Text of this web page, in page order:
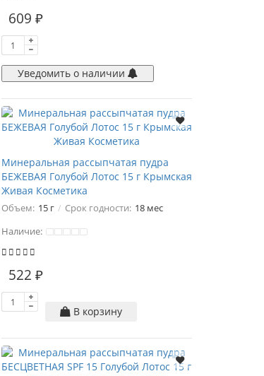
609 ₽
Уведомить о наличии
Минеральная рассыпчатая пудра
БЕЖЕВАЯ Голубой Лотос 15 г Крымская
Живая Косметика
Объем: 15 г Срок годности: 18 мес
Наличие:
522 ₽
В корзину